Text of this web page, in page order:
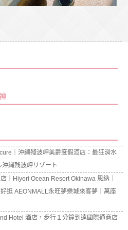
｜沖繩殘波岬美爵度假酒店：最狂滑水
縄残波岬リゾート
｜Hiyori Ocean Resort Okinawa 恩納｜
逛 AEONMALL永旺夢樂城來客夢｜萬座
Hotel 酒店，步行１分鐘到達國際通商店